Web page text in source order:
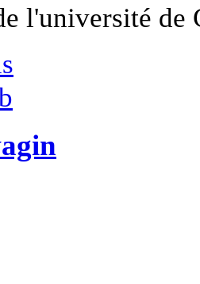
l'université